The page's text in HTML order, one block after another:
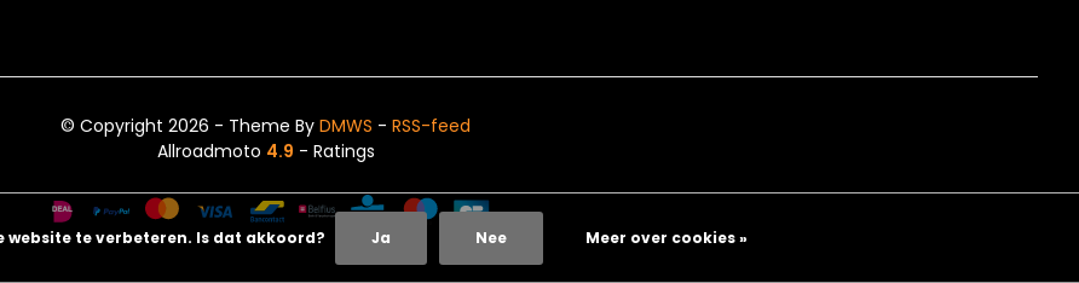
© Copyright 2026 - Theme ByDMWS -RSS-feed
Allroadmoto 4.9 - Ratings
website te verbeteren. Is dat akkoord? Ja Nee Meer over cookies »